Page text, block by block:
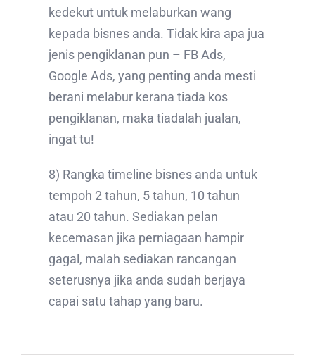
kedekut untuk melaburkan wang
kepada bisnes anda. Tidak kira apa jua
jenis pengiklanan pun – FB Ads,
Google Ads, yang penting anda mesti
berani melabur kerana tiada kos
pengiklanan, maka tiadalah jualan,
ingat tu!
8) Rangka timeline bisnes anda untuk
tempoh 2 tahun, 5 tahun, 10 tahun
atau 20 tahun. Sediakan pelan
kecemasan jika perniagaan hampir
gagal, malah sediakan rancangan
seterusnya jika anda sudah berjaya
capai satu tahap yang baru.